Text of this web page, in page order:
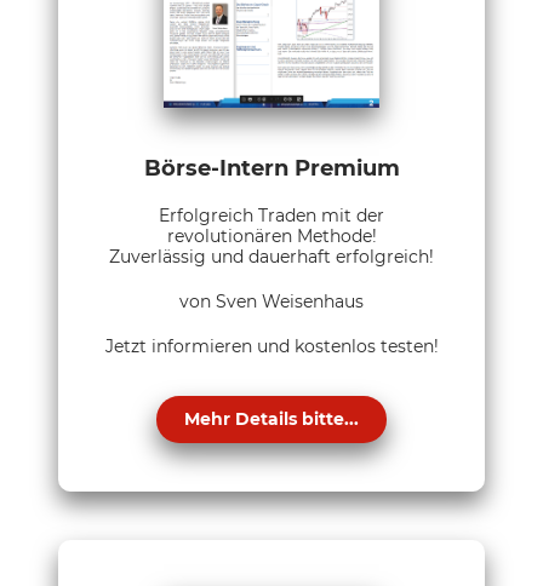
Börse-Intern Premium
Erfolgreich Traden mit der
revolutionären Methode!
Zuverlässig und dauerhaft erfolgreich!
von Sven Weisenhaus
Jetzt informieren und kostenlos testen!
Mehr Details bitte...